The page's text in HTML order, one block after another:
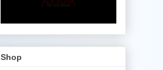
Shop